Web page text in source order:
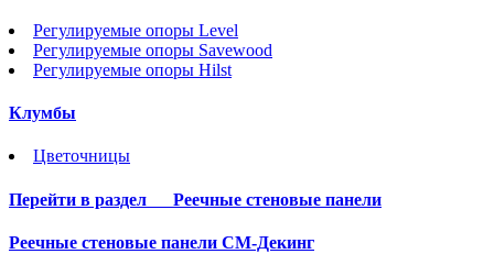
Регулируемые опоры Level
Регулируемые опоры Savewood
Регулируемые опоры Hilst
Клумбы
Цветочницы
Перейти в раздел Реечные стеновые панели
Реечные стеновые панели СМ-Декинг